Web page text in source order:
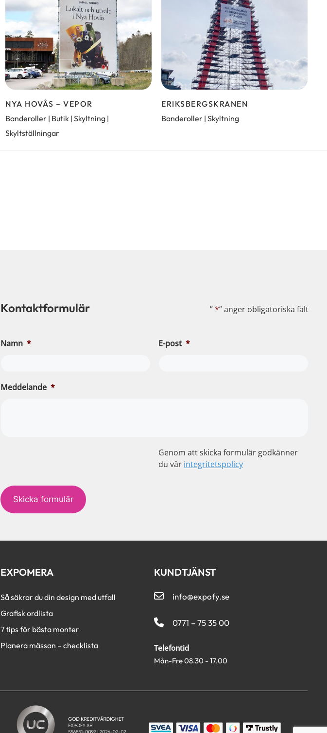
NYA HOVÅS – VEPOR
Banderoller | Butik | Skyltning |
Skyltställningar
ERIKSBERGSKRANEN
Banderoller | Skyltning
Kontaktformulär ”*” anger obligatoriska fält
Namn * E-post *
Meddelande *
Genom att skicka formulär godkänner
du vår integritetspolicy
a
p
a
EXPOMERA
Så säkrar du din design med utfall
Grafisk ordlista
7 tips för bästa monter
Planera mässan – checklista
KUNDTJÄNST
info@expofy.se
0771 – 75 35 00
Telefontid
Mån-Fre 08.30 - 17.00